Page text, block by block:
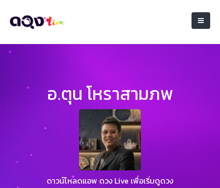
อ.ตุน โหราสามภพ
ดาวน์โหลดแอพ ดวง Live เพื่อเริ่มดูดวง